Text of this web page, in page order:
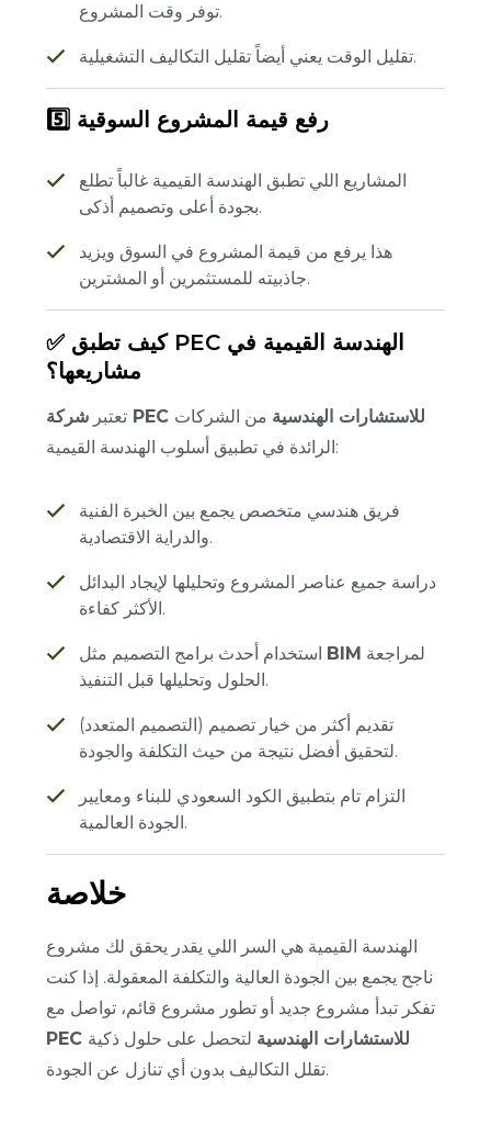
توفر وقت المشروع.
تقليل الوقت يعني أيضاً تقليل التكاليف التشغيلية.
5️⃣ رفع قيمة المشروع السوقية
المشاريع اللي تطبق الهندسة القيمية غالباً تطلع
بجودة أعلى وتصميم أذكى.
هذا يرفع من قيمة المشروع في السوق ويزيد
جاذبيته للمستثمرين أو المشترين.
✅ كيف تطبق PEC الهندسة القيمية في
مشاريعها؟
تعتبر شركة PEC للاستشارات الهندسية من الشركات
الرائدة في تطبيق أسلوب الهندسة القيمية:
فريق هندسي متخصص يجمع بين الخبرة الفنية
والدراية الاقتصادية.
دراسة جميع عناصر المشروع وتحليلها لإيجاد البدائل
الأكثر كفاءة.
BIM
الحلول وتحليلها قبل التنفيذ.
تقديم أكثر من خيار تصميم (التصميم المتعدد)
لتحقيق أفضل نتيجة من حيث التكلفة والجودة.
التزام تام بتطبيق الكود السعودي للبناء ومعايير
الجودة العالمية.
خلاصة
الهندسة القيمية هي السر اللي يقدر يحقق لك مشروع
ناجح يجمع بين الجودة العالية والتكلفة المعقولة. إذا كنت
تفكر تبدأ مشروع جديد أو تطور مشروع قائم، تواصل مع
PEC للاستشارات الهندسية لتحصل على حلول ذكية
تقلل التكاليف بدون أي تنازل عن الجودة.